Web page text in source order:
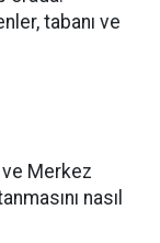
tabanı ve
ve Merkez
nasıl